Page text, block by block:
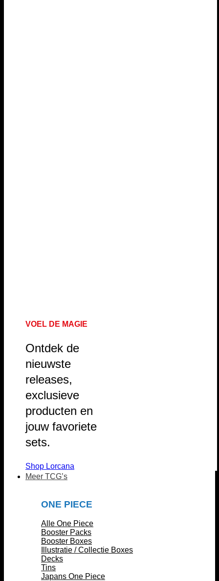
VOEL DE MAGIE
Ontdek de
nieuwste
releases,
exclusieve
producten en
jouw favoriete
sets.
Shop Lorcana
Meer TCG’s
ONE PIECE
Alle One Piece
Booster Packs
Booster Boxes
Illustratie / Collectie Boxes
Decks
Tins
Japans One Piece